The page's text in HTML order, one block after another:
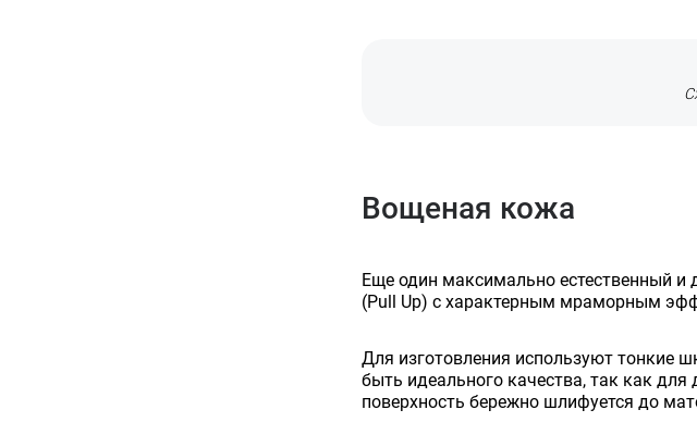
Вощеная кожа
Еще один максимально естественный и
(Pull Up) с характерным мраморным
Для изготовления используют тонкие
быть идеального качества, так как
поверхность бережно шлифуется до
Заказать звонок
Соглашаюсь на обработку
Данные формы
Ваше имя
Телефон
Комментарий